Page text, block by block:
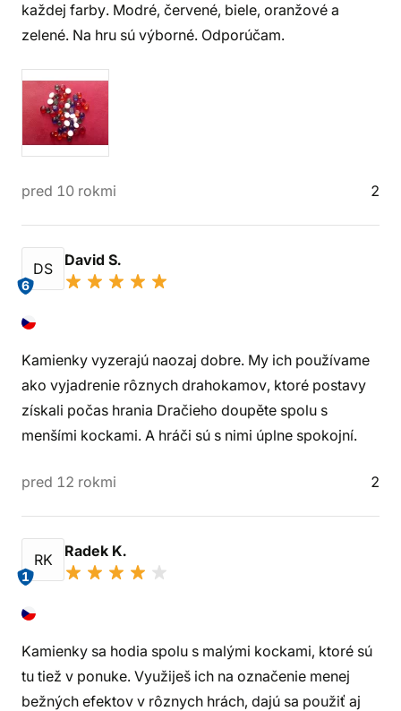
každej farby. Modré, červené, biele, oranžové a
zelené. Na hru sú výborné. Odporúčam.
pred 10 rokmi 2
DS
6
David S.
Kamienky vyzerajú naozaj dobre. My ich používame
ako vyjadrenie rôznych drahokamov, ktoré postavy
získali počas hrania Dračieho doupěte spolu s
menšími kockami. A hráči sú s nimi úplne spokojní.
pred 12 rokmi 2
RK
1
Radek K.
Kamienky sa hodia spolu s malými kockami, ktoré sú
tu tiež v ponuke. Využiješ ich na označenie menej
bežných efektov v rôznych hrách, dajú sa použiť aj